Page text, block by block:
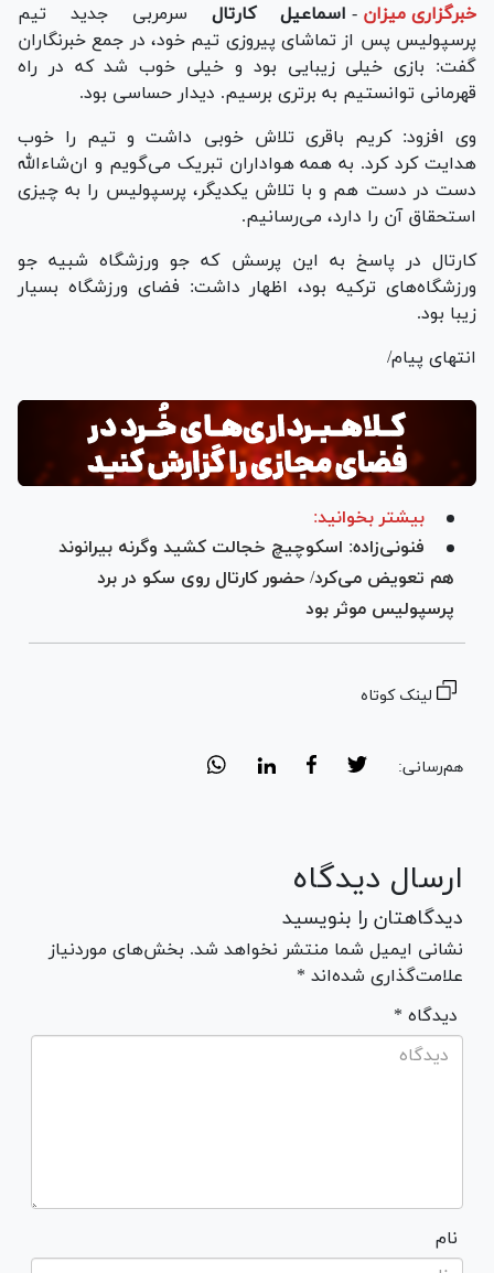
خبرگزاری میزان - اسماعیل کارتال سرمربی جدید تیم
پرسپولیس پس از تماشای پیروزی تیم خود، در جمع خبرنگاران
گفت: بازی خیلی زیبایی بود و خیلی خوب شد که در راه
قهرمانی توانستیم به برتری برسیم. دیدار حساسی بود.
وی افزود: کریم باقری تلاش خوبی داشت و تیم را خوب
هدایت کرد کرد. به همه هواداران تبریک می‌گویم و ان‌شاءالله
دست در دست هم و با تلاش یکدیگر، پرسپولیس را به چیزی
استحقاق آن را دارد، می‌رسانیم.
کارتال در پاسخ به این پرسش که جو ورزشگاه شبیه جو
ورزشگاه‌های ترکیه بود، اظهار داشت: فضای ورزشگاه بسیار
زیبا بود.
انتهای پیام/
بیشتر بخوانید:
فنونی‌زاده: اسکوچیچ خجالت کشید وگرنه بیرانوند
هم تعویض می‌کرد/ حضور کارتال روی سکو در برد
پرسپولیس موثر بود
لینک کوتاه
هم‌رسانی:
ارسال دیدگاه
دیدگاهتان را بنویسید
نشانی ایمیل شما منتشر نخواهد شد. بخش‌های موردنیاز
علامت‌گذاری شده‌اند *
* دیدگاه
نام